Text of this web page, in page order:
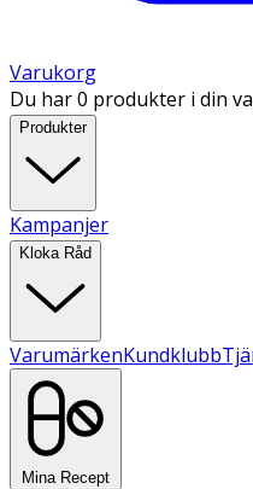
Varukorg
Du har 0 produkter i din
Produkter
Kampanjer
Kloka Råd
VarumärkenKundklubb
Mina Recept